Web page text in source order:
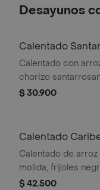
Desayunos
Calentado
Calentado con
chorizo
papa, guacamole y
$ 30.900
Calentado
Calentado de
molida, fríjoles
cilantro.
$ 42.500